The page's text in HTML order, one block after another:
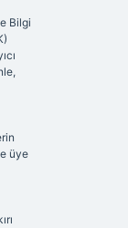
Bilgi
üye